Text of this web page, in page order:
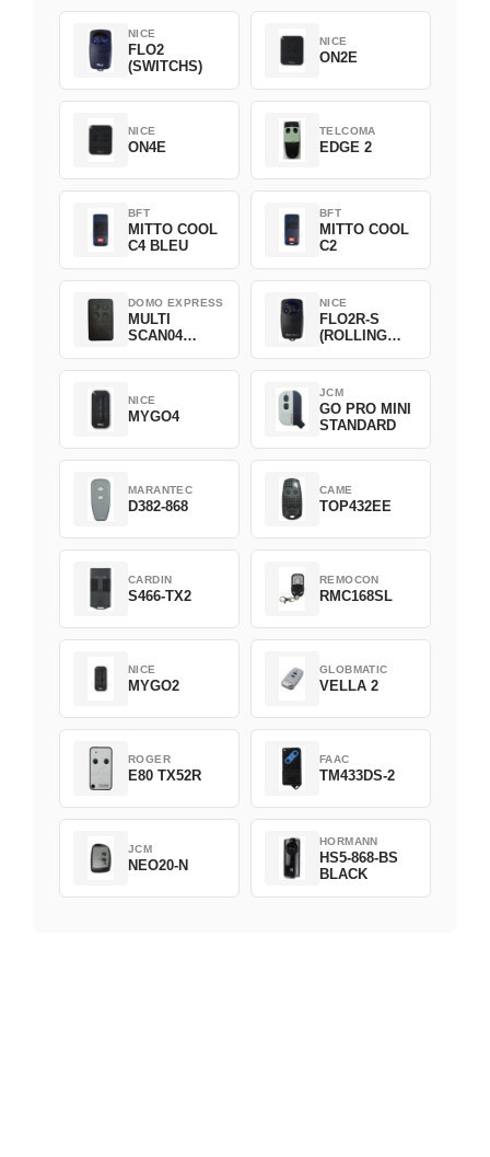
NICE
FLO2
(SWITCHS)
NICE
ON2E
NICE
ON4E
TELCOMA
EDGE 2
BFT
MITTO COOL
C4 BLEU
BFT
MITTO COOL
C2
DOMO EXPRESS
MULTI
SCAN04
NICE
FLO2R-S
(ROLLING
NICE
MYGO4
JCM
GO PRO MINI
STANDARD
MARANTEC
D382-868
CAME
TOP432EE
CARDIN
S466-TX2
REMOCON
RMC168SL
NICE
MYGO2
GLOBMATIC
VELLA 2
ROGER
E80 TX52R
FAAC
TM433DS-2
JCM
NEO20-N
HORMANN
HS5-868-BS
BLACK